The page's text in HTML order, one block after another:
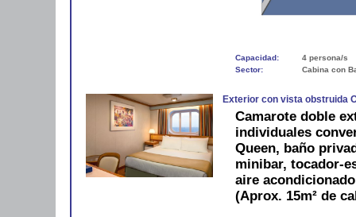
Capacidad:
4 persona/s
Sector:
Cabina con
Exterior con vista obstruida
Camarote doble
individuales
Queen, baño
minibar, tocador-
aire
(Aprox. 15m² de